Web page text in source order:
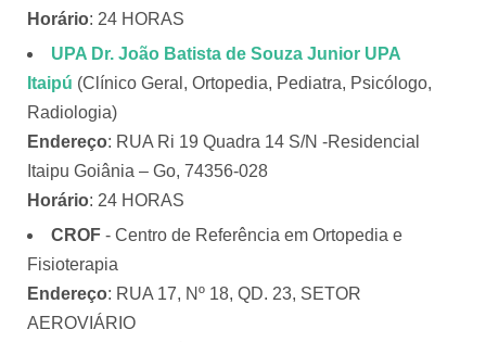
Horário: 24 HORAS
UPA Dr. João Batista de Souza Junior UPA
Itaipú (Clínico Geral, Ortopedia, Pediatra, Psicólogo,
Radiologia)
Endereço: RUA Ri 19 Quadra 14 S/N -Residencial
Itaipu Goiânia – Go, 74356-028
Horário: 24 HORAS
CROF - Centro de Referência em Ortopedia e
Fisioterapia
Endereço: RUA 17, Nº 18, QD. 23, SETOR
AEROVIÁRIO